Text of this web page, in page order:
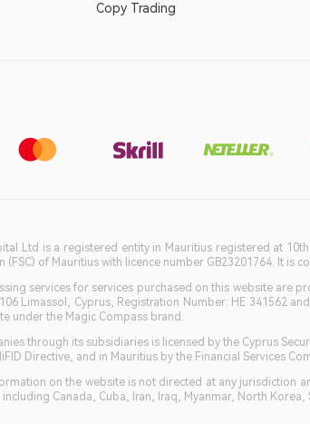
Copy Trading
Ltd is a registered entity in Mauritius registered at
(FSC) of Mauritius with licence number GB23201764. It
services for services purchased on this website are
Limassol, Cyprus, Registration Number: HE 341562
under the Magic Compass brand.
through its subsidiaries is licensed by the Cyprus
Directive, and in Mauritius by the Financial Services
on the website is not directed at any
Canada, Cuba, Iran, Iraq, Myanmar, North Korea,